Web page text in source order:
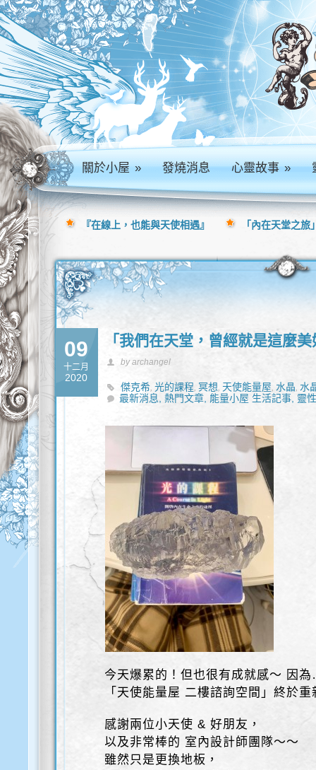
關於小屋» 發燒消息 心靈故事»
09
十二月
2020
「我們在天堂，曾經就是這麼
by archangel
傑克希,光的課程,冥想, 天使能量屋,水晶,水
最新消息,熱門文章, 能量小屋 生活記事, 靈
今天爆累的！但也很有成就感～ 因
「天使能量屋 二樓諮詢空間」終於
感謝兩位小天使 & 好朋友，
以及非常棒的 室內設計師團隊～～
雖然只是更換地板，
『在線上，也能與天使相遇』 「內在天堂之